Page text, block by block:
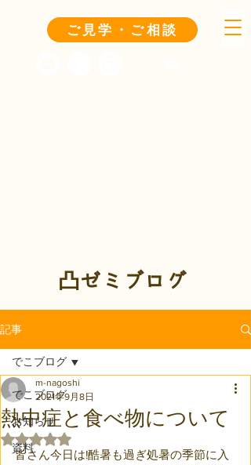
ご見学・ご相談
凸ゼミブログ
記事
でこブログ
お知らせ
資料
でこブログ
熱中症と食べ物について
m-nagoshi
2021年9月8日
5つ星のうちNaNと評価されています。
皆さん今日は!酷暑も過ぎ処暑の季節に入